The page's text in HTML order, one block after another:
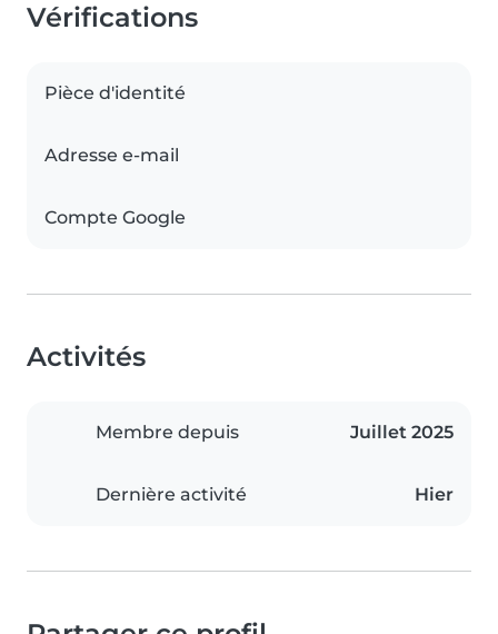
Vérifications
Pièce d'identité
Adresse e-mail
Compte Google
Activités
Membre depuis Juillet 2025
Dernière activité Hier